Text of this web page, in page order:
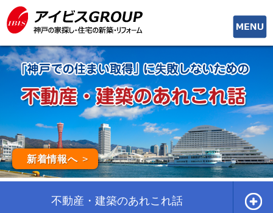
toggle
新着情報へ
不動産・建築のあれこれ話